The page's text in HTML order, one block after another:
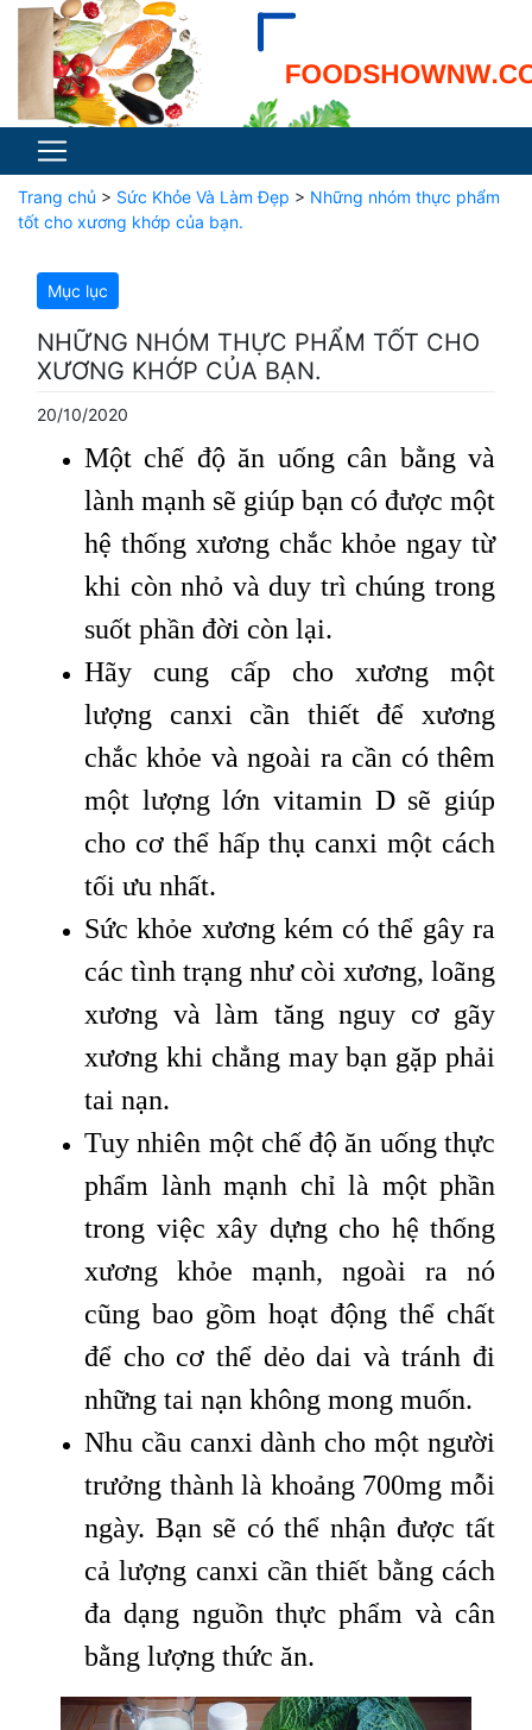
Trang chủ > Sức Khỏe Và Làm Đẹp > Những nhóm thực phẩm
tốt cho xương khớp của bạn.
Mục lục
NHỮNG NHÓM THỰC PHẨM TỐT CHO
XƯƠNG KHỚP CỦA BẠN.
20/10/2020
Một chế độ ăn uống cân bằng và
lành mạnh sẽ giúp bạn có được một
hệ thống xương chắc khỏe ngay từ
khi còn nhỏ và duy trì chúng trong
suốt phần đời còn lại.
Hãy cung cấp cho xương một
lượng canxi cần thiết để xương
chắc khỏe và ngoài ra cần có thêm
một lượng lớn vitamin D sẽ giúp
cho cơ thể hấp thụ canxi một cách
tối ưu nhất.
Sức khỏe xương kém có thể gây ra
các tình trạng như còi xương, loãng
xương và làm tăng nguy cơ gãy
xương khi chẳng may bạn gặp phải
tai nạn.
Tuy nhiên một chế độ ăn uống thực
phẩm lành mạnh chỉ là một phần
trong việc xây dựng cho hệ thống
xương khỏe mạnh, ngoài ra nó
cũng bao gồm hoạt động thể chất
để cho cơ thể dẻo dai và tránh đi
những tai nạn không mong muốn.
Nhu cầu canxi dành cho một người
trưởng thành là khoảng 700mg mỗi
ngày. Bạn sẽ có thể nhận được tất
cả lượng canxi cần thiết bằng cách
đa dạng nguồn thực phẩm và cân
bằng lượng thức ăn.